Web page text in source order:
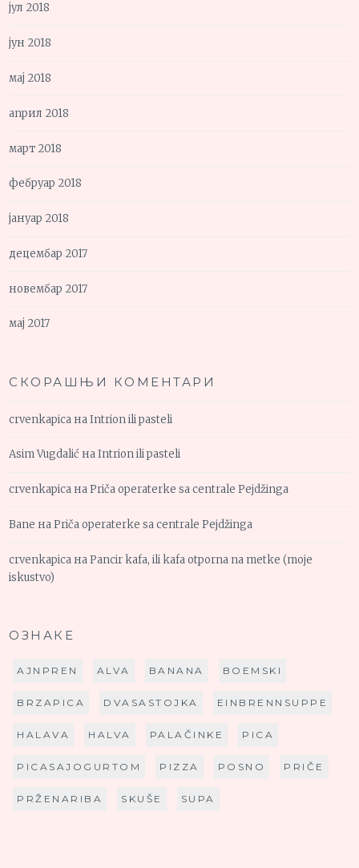
јул 2018
јун 2018
мај 2018
април 2018
март 2018
фебруар 2018
јануар 2018
децембар 2017
новембар 2017
мај 2017
СКОРАШЊИ КОМЕНТАРИ
crvenkapica наIntrion ili pasteli
Asim Vugdalić наIntrion ili pasteli
crvenkapica наPriča operaterke sa centrale Pejdžinga
Bane наPriča operaterke sa centrale Pejdžinga
crvenkapica наPancir kafa, ili kafa otporna na metke (moje
iskustvo)
ОЗНАКЕ
AJNPREN ALVA BANANA BOEMSKI
BRZAPICA DVASASTOJKA EINBRENNSUPPE
HALAVA HALVA PALAČINKE PICA
PICASAJOGURTOM PIZZA POSNO PRIČE
PRŽENARIBA SKUŠE SUPA